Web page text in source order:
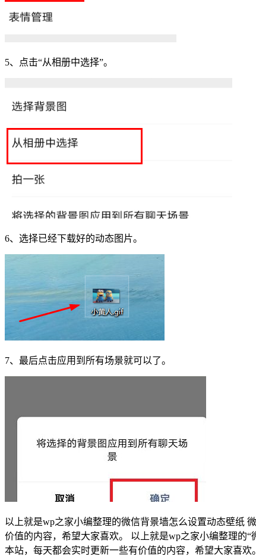
5、点击“从相册中选择”。
6、选择已经下载好的动态图片。
7、最后点击应用到所有场景就可以了。
以上就是wp之家小编整理的微信背景墙怎么设置动态壁纸
价值的内容，希望大家喜欢。 以上就是wp之家小编整理的
本站，每天都会实时更新一些有价值的内容，希望大家喜欢。